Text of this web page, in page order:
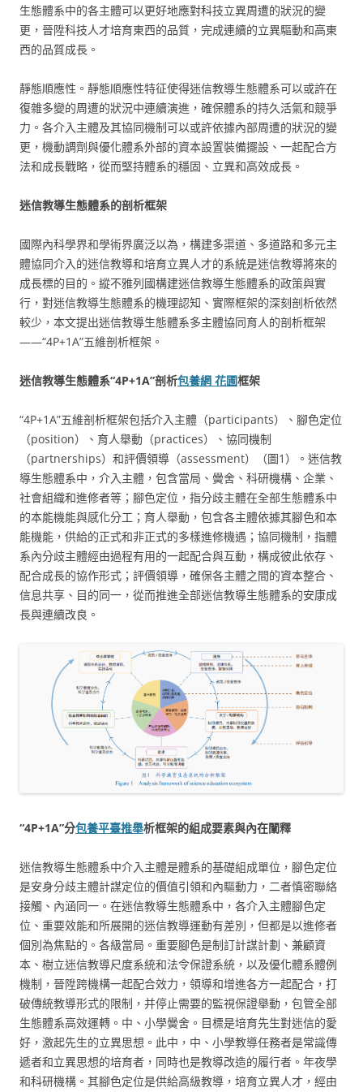
生態體系中的各主體可以更好地應對科技立異周遭的狀況的變
更，晉陞科技人才培育東西的品質，完成連續的立異驅動和高東
西的品質成長。
靜態順應性。靜態順應性特征使得迷信教導生態體系可以或許在
復雜多變的周遭的狀況中連續演進，確保體系的持久活氣和競爭
力。各介入主體及其協同機制可以或許依據內部周遭的狀況的變
更，機動調劑與優化體系外部的資本設置裝備擺設、一起配合方
法和成長戰略，從而堅持體系的穩固、立異和高效成長。
迷信教導生態體系的剖析框架
國際內科學界和學術界廣泛以為，構建多渠道、多道路和多元主
體協同介入的迷信教導和培育立異人才的系統是迷信教導將來的
成長標的目的。縱不雅列國構建迷信教導生態體系的政策與實
行，對迷信教導生態體系的機理認知、實際框架的深刻剖析依然
較少，本文提出迷信教導生態體系多主體協同育人的剖析框架
——“4P+1A”五維剖析框架。
迷信教導生態體系“4P+1A”剖析包養網 花圃框架
“4P+1A”五維剖析框架包括介入主體（participants）、腳色定位
（position）、育人舉動（practices）、協同機制
（partnerships）和評價領導（assessment）（圖1）。迷信教
導生態體系中，介入主體，包含當局、黌舍、科研機構、企業、
社會組織和進修者等；腳色定位，指分歧主體在全部生態體系中
的本能機能與感化分工；育人舉動，包含各主體依據其腳色和本
能機能，供給的正式和非正式的多樣進修機遇；協同機制，指體
系內分歧主體經由過程有用的一起配合與互動，構成彼此依存、
配合成長的協作形式；評價領導，確保各主體之間的資本整合、
信息共享、目的同一，從而推進全部迷信教導生態體系的安康成
長與連續改良。
“4P+1A”分包養平臺推舉析框架的組成要素與內在闡釋
迷信教導生態體系中介入主體是體系的基礎組成單位，腳色定位
是安身分歧主體計謀定位的價值引領和內驅動力，二者慎密聯絡
接觸、內涵同一。在迷信教導生態體系中，各介入主體腳色定
位、重要效能和所展開的迷信教導運動有差別，但都是以進修者
個別為焦點的。各級當局。重要腳色是制訂計謀計劃、兼顧資
本、樹立迷信教導尺度系統和法令保證系統，以及優化體系體例
機制，晉陞跨機構一起配合效力，領導和增進各方一起配合，打
破傳統教導形式的限制，并停止需要的監視保證舉動，包管全部
生態體系高效運轉。中、小學黌舍。目標是培育先生對迷信的愛
好，激起先生的立異思想。此中，中、小學教導任務者是常識傳
遞者和立異思想的培育者，同時也是教導改造的履行者。年夜學
和科研機構。其腳色定位是供給高級教導，培育立異人才，經由